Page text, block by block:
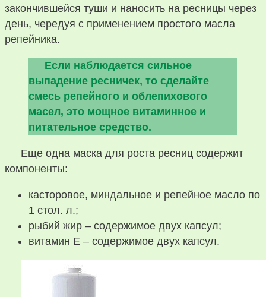
закончившейся туши и наносить на ресницы через
день, чередуя с применением простого масла
репейника.
Если наблюдается сильное
выпадение ресничек, то сделайте
смесь репейного и облепихового
масел, это мощное витаминное и
питательное средство.
Еще одна маска для роста ресниц содержит
компоненты:
касторовое, миндальное и репейное масло по
1 стол. л.;
рыбий жир – содержимое двух капсул;
витамин E – содержимое двух капсул.